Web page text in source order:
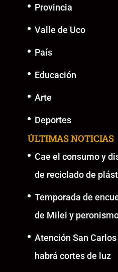
Provincia
Valle de Uco
País
Educación
Arte
Deportes
ÚLTIMAS NOTICIAS
Cae el consumo y
de reciclado de
Temporada de
de Milei y
Atención San
habrá cortes de luz